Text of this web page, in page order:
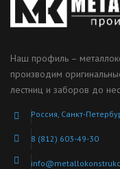
Наш профиль –
производим
лестниц и заборов до
Россия, Санкт-
8 (812) 603-49-30